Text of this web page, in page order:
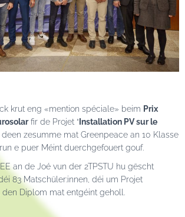
krut eng «mention spéciale» beim Prix
fir de Projet “ Installation PV sur le
deen zesumme mat Greenpeace an 10 Klasse
e puer Méint duerchgefouert gouf.
an de Joé vun der 2TPSTU hu gëscht
83 Matschüler:innen, déi um Projet
den Diplom mat entgéint geholl.